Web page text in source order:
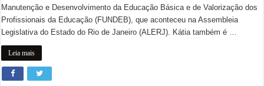
Manutenção e Desenvolvimento da Educação Básica e de Valorização dos
Profissionais da Educação (FUNDEB), que aconteceu na Assembleia
Legislativa do Estado do Rio de Janeiro (ALERJ). Kátia também é …
Leia mais